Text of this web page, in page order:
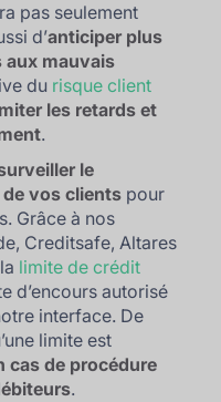
pas seulement
d’anticiper plus
aux mauvais
du risque client
les retards et
.
le
vos clients pour
Grâce à nos
Creditsafe, Altares
limite de crédit
d’encours autorisé
interface. De
limite est
cas de procédure
.